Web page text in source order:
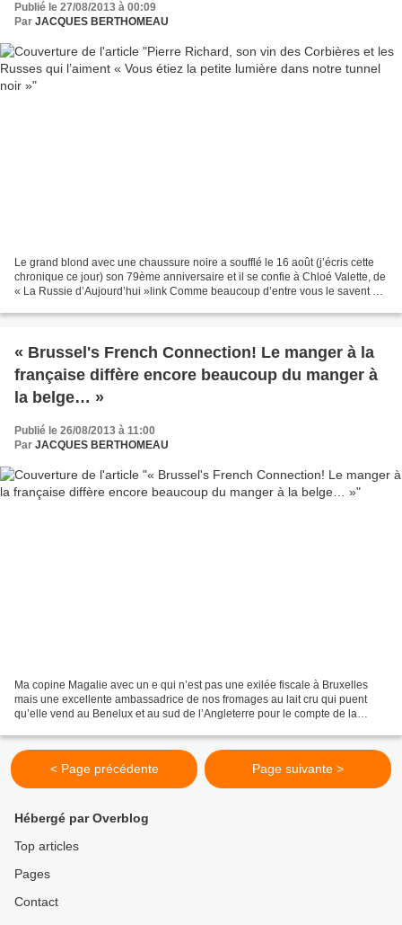
Publié le 27/08/2013 à 00:09
Par JACQUES BERTHOMEAU
Le grand blond avec une chaussure noire a soufflé le 16 août (j’écris cette
chronique ce jour) son 79ème anniversaire et il se confie à Chloé Valette, de
« La Russie d’Aujourd’hui »link Comme beaucoup d’entre vous le savent en
« Brussel's French Connection! Le manger à la
française diffère encore beaucoup du manger à
la belge… »
Publié le 26/08/2013 à 11:00
Par JACQUES BERTHOMEAU
Ma copine Magalie avec un e qui n’est pas une exilée fiscale à Bruxelles
mais une excellente ambassadrice de nos fromages au lait cru qui puent
qu’elle vend au Benelux et au sud de l’Angleterre pour le compte de la
< Page précédente Page suivante >
Hébergé par Overblog
Top articles
Pages
Contact